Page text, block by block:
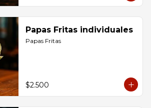
Papas Fritas individuales
Papas Fritas
$2.500